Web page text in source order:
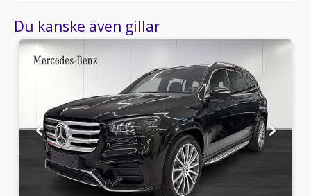
Du kanske även gillar